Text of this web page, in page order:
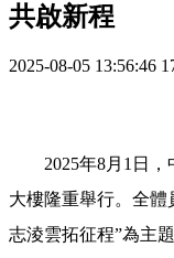
共啟新程
2025-08-05 13:56:46
2025年8月1日
大樓隆重舉行。全體
志淩雲拓征程”為主